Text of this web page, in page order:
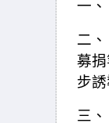
一
二
募
步
三